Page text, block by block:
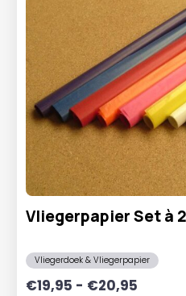
Vliegerpapier Set à
Vliegerdoek & Vliegerpapier
€19,95 - €20,95